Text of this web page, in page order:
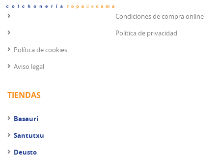
Condiciones de compra online
Política de privacidad
Política de cookies
Aviso legal
TIENDAS
Basauri
Santutxu
Deusto